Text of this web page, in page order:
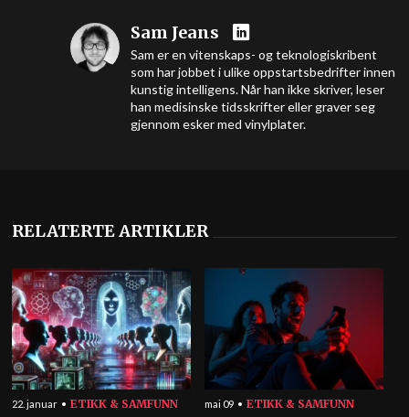
Sam Jeans
Sam er en vitenskaps- og teknologiskribent
som har jobbet i ulike oppstartsbedrifter innen
kunstig intelligens. Når han ikke skriver, leser
han medisinske tidsskrifter eller graver seg
gjennom esker med vinylplater.
RELATERTE ARTIKLER
22. januar ETIKK & SAMFUNN mai 09 ETIKK & SAMFUNN